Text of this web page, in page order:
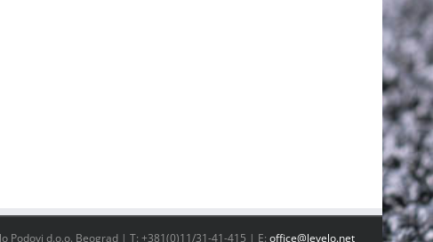
Podovi d.o.o. Beograd | T: +381(0)11/31-41-415 | E: office@levelo.net